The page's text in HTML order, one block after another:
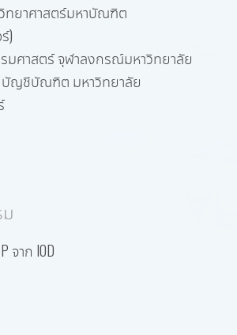
ทยาศาสตร์มหาบัณฑิต
)
มศาสตร์ จุฬาลงกรณ์มหาวิทยาลัย
ญชีบัณฑิต มหาวิทยาลัย
จาก IOD